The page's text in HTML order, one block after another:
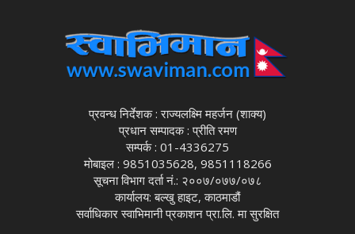
प्रवन्ध निर्देशक : राज्यलक्ष्मि महर्जन (शाक्य)
प्रधान सम्पादक : प्रीति रमण
सम्पर्क : 01-4336275
मोबाइल : 9851035628, 9851118266
सूचना विभाग दर्ता नं.: २००७/०७७/०७८
कार्यालय: बल्खु हाइट, काठमाडौं
सर्वाधिकार स्वाभिमानी प्रकाशन प्रा.लि. मा सुरक्षित